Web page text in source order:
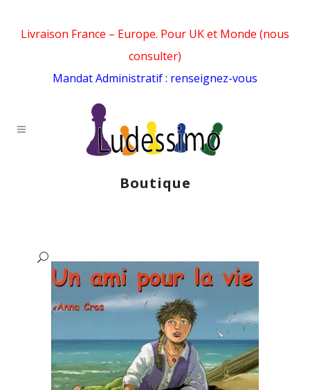
Livraison France – Europe. Pour UK et Monde (nous
consulter)
Mandat Administratif : renseignez-vous
Boutique